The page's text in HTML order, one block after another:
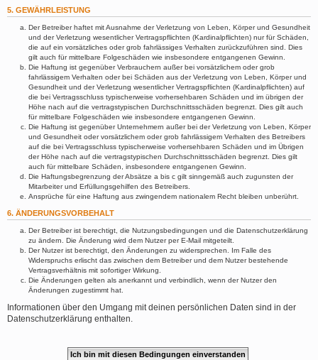
5. GEWÄHRLEISTUNG
Der Betreiber haftet mit Ausnahme der Verletzung von Leben, Körper und Gesundheit
und der Verletzung wesentlicher Vertragspflichten (Kardinalpflichten) nur für Schäden,
die auf ein vorsätzliches oder grob fahrlässiges Verhalten zurückzuführen sind. Dies
gilt auch für mittelbare Folgeschäden wie insbesondere entgangenen Gewinn.
Die Haftung ist gegenüber Verbrauchern außer bei vorsätzlichem oder grob
fahrlässigem Verhalten oder bei Schäden aus der Verletzung von Leben, Körper und
Gesundheit und der Verletzung wesentlicher Vertragspflichten (Kardinalpflichten) auf
die bei Vertragsschluss typischerweise vorhersehbaren Schäden und im übrigen der
Höhe nach auf die vertragstypischen Durchschnittsschäden begrenzt. Dies gilt auch
für mittelbare Folgeschäden wie insbesondere entgangenen Gewinn.
Die Haftung ist gegenüber Unternehmern außer bei der Verletzung von Leben, Körper
und Gesundheit oder vorsätzlichem oder grob fahrlässigem Verhalten des Betreibers
auf die bei Vertragsschluss typischerweise vorhersehbaren Schäden und im Übrigen
der Höhe nach auf die vertragstypischen Durchschnittsschäden begrenzt. Dies gilt
auch für mittelbare Schäden, insbesondere entgangenen Gewinn.
Die Haftungsbegrenzung der Absätze a bis c gilt sinngemäß auch zugunsten der
Mitarbeiter und Erfüllungsgehilfen des Betreibers.
Ansprüche für eine Haftung aus zwingendem nationalem Recht bleiben unberührt.
6. ÄNDERUNGSVORBEHALT
Der Betreiber ist berechtigt, die Nutzungsbedingungen und die Datenschutzerklärung
zu ändern. Die Änderung wird dem Nutzer per E-Mail mitgeteilt.
Der Nutzer ist berechtigt, den Änderungen zu widersprechen. Im Falle des
Widerspruchs erlischt das zwischen dem Betreiber und dem Nutzer bestehende
Vertragsverhältnis mit sofortiger Wirkung.
Die Änderungen gelten als anerkannt und verbindlich, wenn der Nutzer den
Änderungen zugestimmt hat.
Informationen über den Umgang mit deinen persönlichen Daten sind in der
Datenschutzerklärung enthalten.